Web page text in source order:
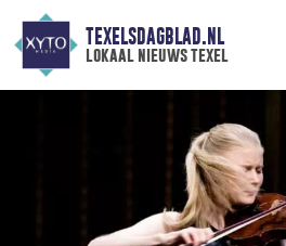
TEXELSDAGBLAD.NL
lokaal nieuws texel